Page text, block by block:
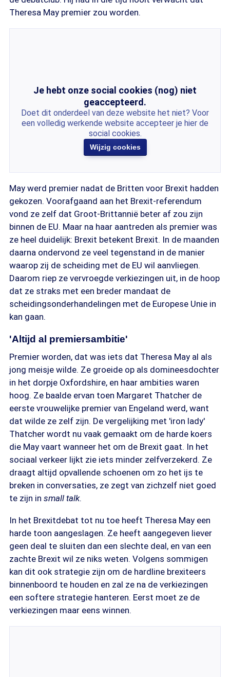
Theresa May premier zou worden.
Je hebt onze social cookies (nog) niet
geaccepteerd.
Doet dit onderdeel van deze website het niet? Voor
een volledig werkende website accepteer je hier de
social cookies.
Wijzig cookies
May werd premier nadat de Britten voor Brexit hadden
gekozen. Voorafgaand aan het Brexit-referendum
vond ze zelf dat Groot-Brittannië beter af zou zijn
binnen de EU. Maar na haar aantreden als premier was
ze heel duidelijk: Brexit betekent Brexit. In de maanden
daarna ondervond ze veel tegenstand in de manier
waarop zij de scheiding met de EU wil aanvliegen.
Daarom riep ze vervroegde verkiezingen uit, in de hoop
dat ze straks met een breder mandaat de
scheidingsonderhandelingen met de Europese Unie in
kan gaan.
'Altijd al premiersambitie'
Premier worden, dat was iets dat Theresa May al als
jong meisje wilde. Ze groeide op als domineesdochter
in het dorpje Oxfordshire, en haar ambities waren
hoog. Ze baalde ervan toen Margaret Thatcher de
eerste vrouwelijke premier van Engeland werd, want
dat wilde ze zelf zijn. De vergelijking met 'iron lady'
Thatcher wordt nu vaak gemaakt om de harde koers
die May vaart wanneer het om de Brexit gaat. In het
sociaal verkeer lijkt zie iets minder zelfverzekerd. Ze
draagt altijd opvallende schoenen om zo het ijs te
breken in conversaties, ze zegt van zichzelf niet goed
te zijn in small talk.
In het Brexitdebat tot nu toe heeft Theresa May een
harde toon aangeslagen. Ze heeft aangegeven liever
geen deal te sluiten dan een slechte deal, en van een
zachte Brexit wil ze niks weten. Volgens sommigen
kan dit ook strategie zijn om de hardline brexiteers
binnenboord te houden en zal ze na de verkiezingen
een softere strategie hanteren. Eerst moet ze de
verkiezingen maar eens winnen.